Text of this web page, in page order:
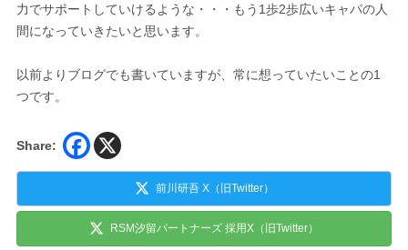
力でサポートしていけるような・・・もう1歩2歩広いキャパの人
間になっていきたいと思います。
以前よりブログでも書いていますが、常に想っていたいことの1
つです。
Share:
前川研吾 X（旧Twitter）
RSM汐留パートナーズ 採用X（旧Twitter）